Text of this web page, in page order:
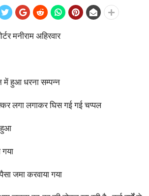
मनीराम अहिरवार
में हुआ धरना सम्पन्न
लगा लगाकर घिस गई गई चप्पल
हुआ
पैसा जमा करवाया गया